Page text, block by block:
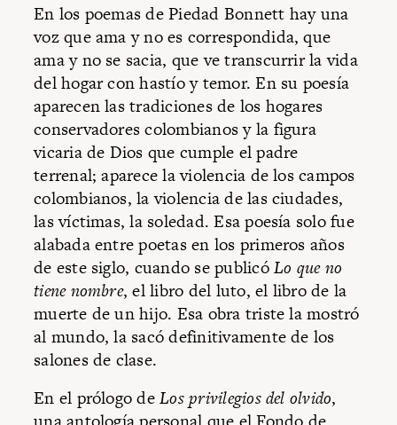
En los poemas de Piedad Bonnett hay una
voz que ama y no es correspondida, que
ama y no se sacia, que ve transcurrir la vida
del hogar con hastío y temor. En su poesía
aparecen las tradiciones de los hogares
conservadores colombianos y la figura
vicaria de Dios que cumple el padre
terrenal; aparece la violencia de los campos
colombianos, la violencia de las ciudades,
las víctimas, la soledad. Esa poesía solo fue
alabada entre poetas en los primeros años
de este siglo, cuando se publicóLo que no
tiene nombre, el libro del luto, el libro de la
muerte de un hijo. Esa obra triste la mostró
al mundo, la sacó definitivamente de los
salones de clase.
En el prólogo deLos privilegios del olvido,